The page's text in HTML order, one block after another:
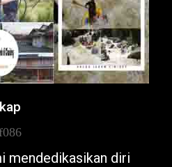
mendedikasikan diri